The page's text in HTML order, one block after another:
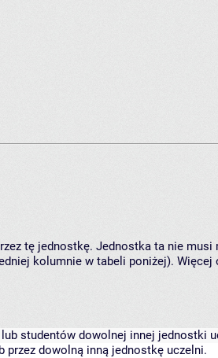
tę jednostkę. Jednostka ta nie
kolumnie w tabeli poniżej). Więcej
studentów dowolnej innej jednostki
dowolną inną jednostkę uczelni.